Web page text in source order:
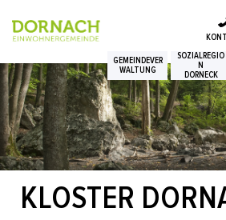
Kopfzeile
zur Startseite
Direkt zur Hauptnavigation
Direkt zum Inhalt
Direkt zur Suche
Direkt zum Stichwortverzeichnis
GEMEINDEVER
WALTUNG
SOZIALREGIO
N
DORNECK
Login
Suche
Inhalt
KLOSTER